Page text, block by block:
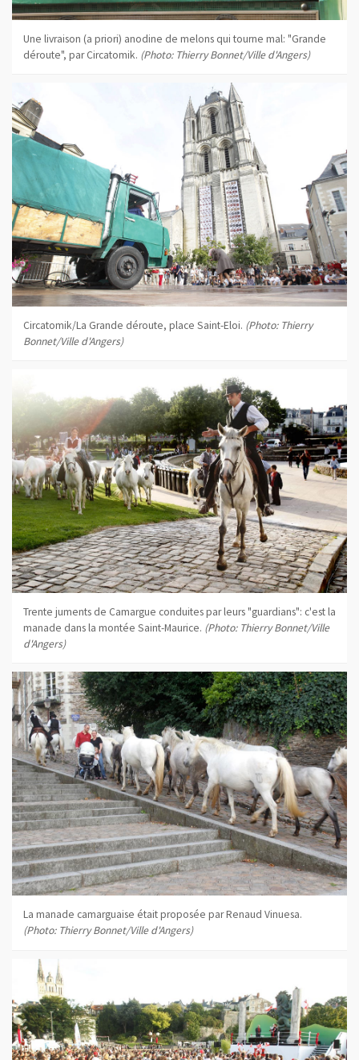
Une livraison (a priori) anodine de melons qui tourne mal: "Grande
déroute", par Circatomik. (Photo: Thierry Bonnet/Ville d'Angers)
Circatomik/La Grande déroute, place Saint-Eloi. (Photo: Thierry
Bonnet/Ville d'Angers)
Trente juments de Camargue conduites par leurs "guardians": c'est la
manade dans la montée Saint-Maurice. (Photo: Thierry Bonnet/Ville
d'Angers)
La manade camarguaise était proposée par Renaud Vinuesa.
(Photo: Thierry Bonnet/Ville d'Angers)